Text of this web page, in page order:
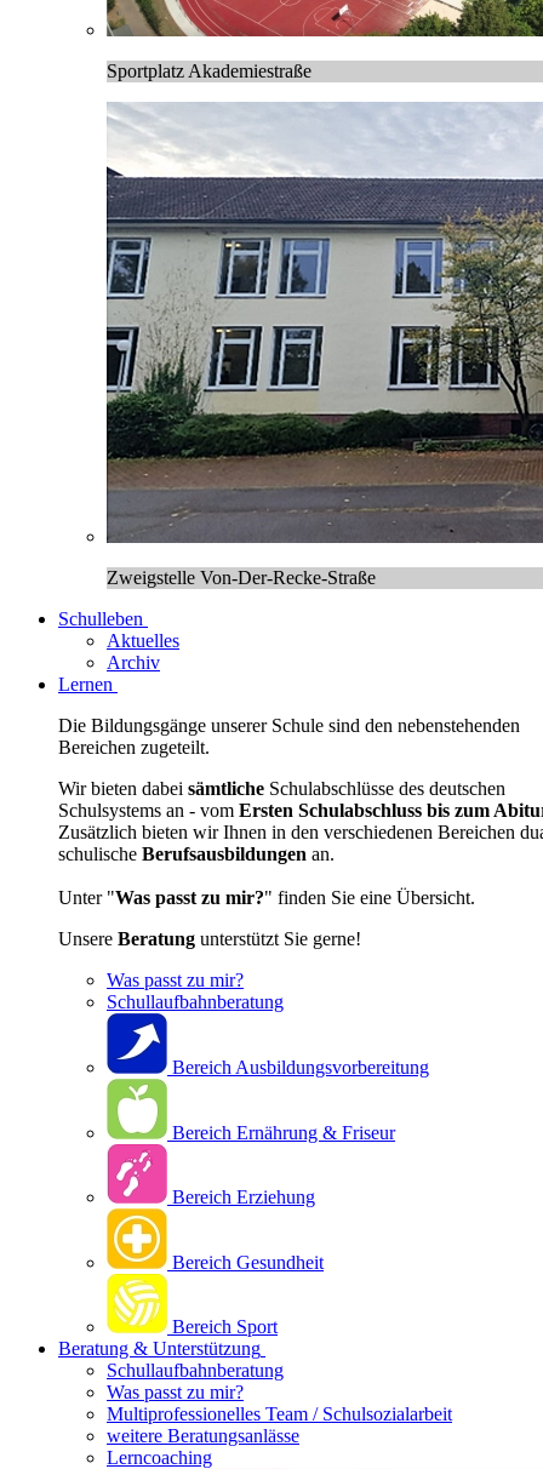
Sportplatz Akademiestraße
Zweigstelle Von-Der-Recke-Straße
Schulleben
Aktuelles
Archiv
Lernen
Die Bildungsgänge unserer Schule sind den nebenstehenden
Bereichen zugeteilt.
Wir bieten dabei sämtliche Schulabschlüsse des deutschen
Schulsystems an - vom Ersten Schulabschluss bis zum
Zusätzlich bieten wir Ihnen in den verschiedenen Bereichen
schulische Berufsausbildungen an.
Unter "Was passt zu mir?" finden Sie eine Übersicht.
Unsere Beratung unterstützt Sie gerne!
Was passt zu mir?
Schullaufbahnberatung
Bereich Ausbildungsvorbereitung
Bereich Ernährung & Friseur
Bereich Erziehung
Bereich Gesundheit
Bereich Sport
Beratung & Unterstützung
Schullaufbahnberatung
Was passt zu mir?
Multipro­fessionelles Team / Schulsozialarbeit
weitere Beratungsanlässe
Lerncoaching